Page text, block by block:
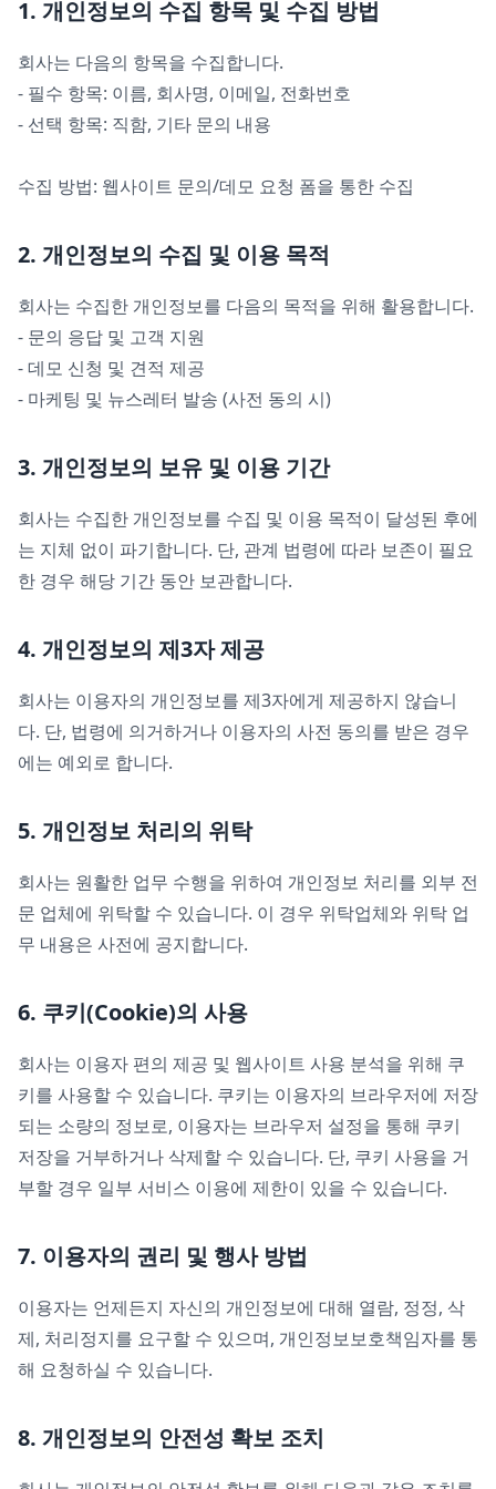
1. 개인정보의 수집 항목 및 수집 방법
회사는 다음의 항목을 수집합니다.
- 필수 항목: 이름, 회사명, 이메일, 전화번호
- 선택 항목: 직함, 기타 문의 내용
수집 방법: 웹사이트 문의/데모 요청 폼을 통한 수집
2. 개인정보의 수집 및 이용 목적
회사는 수집한 개인정보를 다음의 목적을 위해 활용합니다.
- 문의 응답 및 고객 지원
- 데모 신청 및 견적 제공
- 마케팅 및 뉴스레터 발송 (사전 동의 시)
3. 개인정보의 보유 및 이용 기간
회사는 수집한 개인정보를 수집 및 이용 목적이 달성된 후에
는 지체 없이 파기합니다. 단, 관계 법령에 따라 보존이 필요
한 경우 해당 기간 동안 보관합니다.
4. 개인정보의 제3자 제공
회사는 이용자의 개인정보를 제3자에게 제공하지 않습니
다. 단, 법령에 의거하거나 이용자의 사전 동의를 받은 경우
에는 예외로 합니다.
5. 개인정보 처리의 위탁
회사는 원활한 업무 수행을 위하여 개인정보 처리를 외부 전
문 업체에 위탁할 수 있습니다. 이 경우 위탁업체와 위탁 업
무 내용은 사전에 공지합니다.
6. 쿠키(Cookie)의 사용
회사는 이용자 편의 제공 및 웹사이트 사용 분석을 위해 쿠
키를 사용할 수 있습니다. 쿠키는 이용자의 브라우저에 저장
되는 소량의 정보로, 이용자는 브라우저 설정을 통해 쿠키
저장을 거부하거나 삭제할 수 있습니다. 단, 쿠키 사용을 거
부할 경우 일부 서비스 이용에 제한이 있을 수 있습니다.
7. 이용자의 권리 및 행사 방법
이용자는 언제든지 자신의 개인정보에 대해 열람, 정정, 삭
제, 처리정지를 요구할 수 있으며, 개인정보보호책임자를 통
해 요청하실 수 있습니다.
8. 개인정보의 안전성 확보 조치